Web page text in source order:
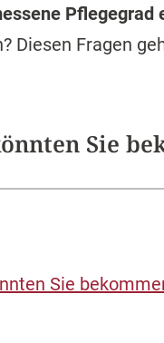
Pflegegrad
Diesen Fragen
Sie
Sie